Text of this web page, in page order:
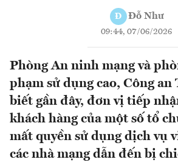
Đ Đỗ Như
09:44, 07/06/2026
Phòng An ninh mạng và
phạm sử dụng cao, Công
biết gần đây, đơn vị tiếp
khách hàng của một số tổ
mất quyền sử dụng dịch vụ
các nhà mạng dẫn đến bị